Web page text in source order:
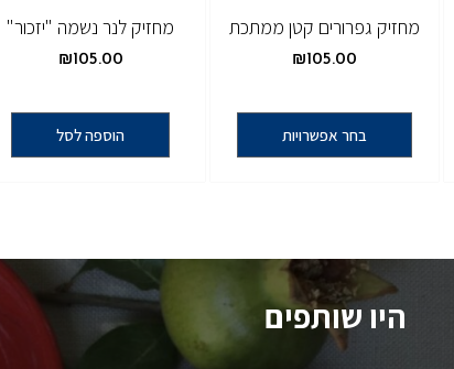
מחזיק גפרורים קטן ממתכת
₪105.00
בחר אפשרויות
מחזיק לנר נשמה "יזכור"
₪105.00
הוספה לסל
היו שותפים